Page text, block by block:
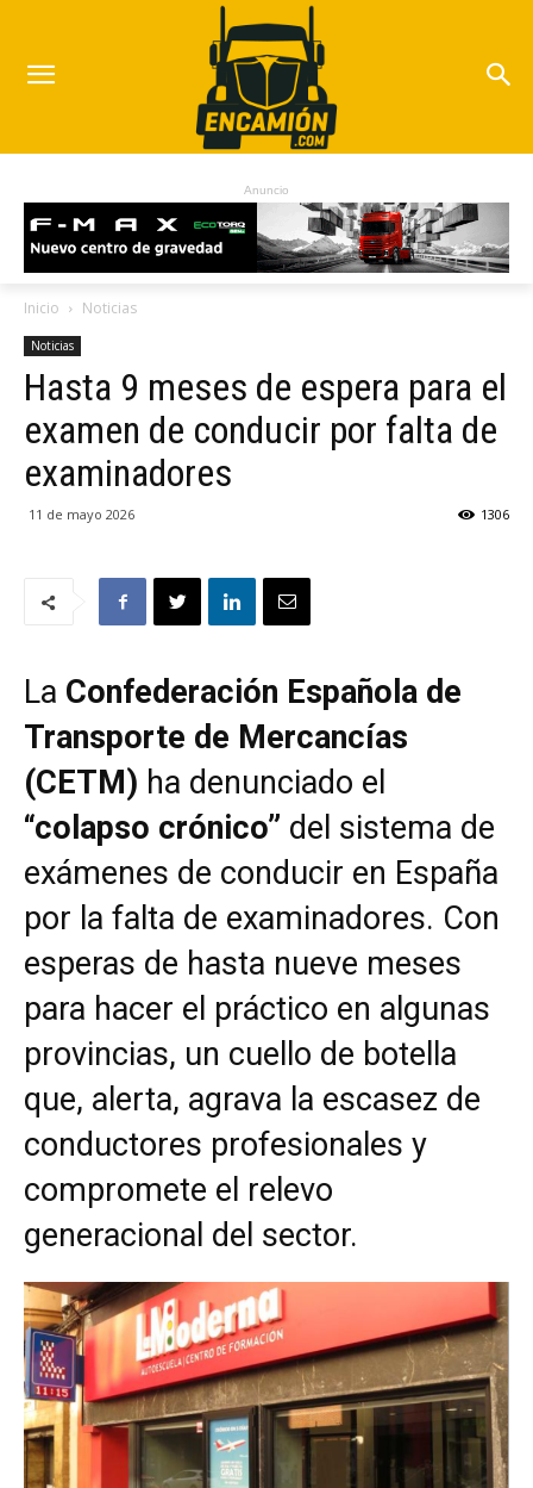
Anuncio
Inicio Noticias
Noticias
Hasta 9 meses de espera para el
examen de conducir por falta de
examinadores
11 de mayo 2026 1306
La Confederación Española de
Transporte de Mercancías
(CETM) ha denunciado el
“colapso crónico” del sistema de
exámenes de conducir en España
por la falta de examinadores. Con
esperas de hasta nueve meses
para hacer el práctico en algunas
provincias, un cuello de botella
que, alerta, agrava la escasez de
conductores profesionales y
compromete el relevo
generacional del sector.